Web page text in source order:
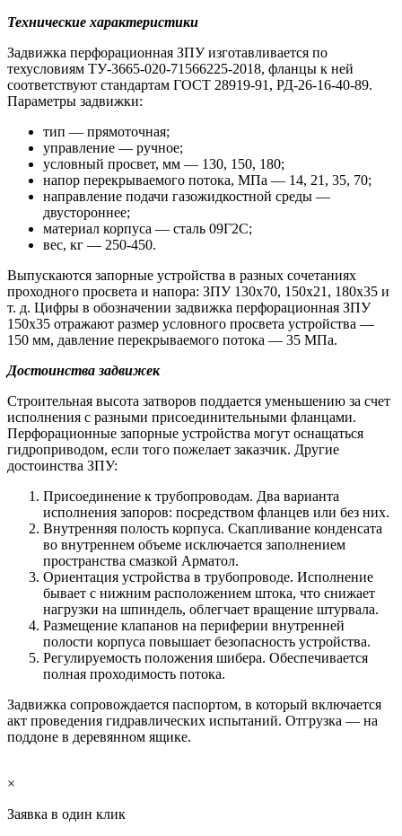
Технические характеристики
Задвижка перфорационная ЗПУ изготавливается по
техусловиям ТУ-3665-020-71566225-2018, фланцы к ней
соответствуют стандартам ГОСТ 28919-91, РД-26-16-40-89.
Параметры задвижки:
тип — прямоточная;
управление — ручное;
условный просвет, мм — 130, 150, 180;
напор перекрываемого потока, МПа — 14, 21, 35, 70;
направление подачи газожидкостной среды —
двустороннее;
материал корпуса — сталь 09Г2С;
вес, кг — 250-450.
Выпускаются запорные устройства в разных сочетаниях
проходного просвета и напора: ЗПУ 130х70, 150х21, 180х35 и
т. д. Цифры в обозначении задвижка перфорационная ЗПУ
150х35 отражают размер условного просвета устройства —
150 мм, давление перекрываемого потока — 35 МПа.
Достоинства задвижек
Строительная высота затворов поддается уменьшению за счет
исполнения с разными присоединительными фланцами.
Перфорационные запорные устройства могут оснащаться
гидроприводом, если того пожелает заказчик. Другие
достоинства ЗПУ:
Присоединение к трубопроводам. Два варианта
исполнения запоров: посредством фланцев или без них.
Внутренняя полость корпуса. Скапливание конденсата
во внутреннем объеме исключается заполнением
пространства смазкой Арматол.
Ориентация устройства в трубопроводе. Исполнение
бывает с нижним расположением штока, что снижает
нагрузки на шпиндель, облегчает вращение штурвала.
Размещение клапанов на периферии внутренней
полости корпуса повышает безопасность устройства.
Регулируемость положения шибера. Обеспечивается
полная проходимость потока.
Задвижка сопровождается паспортом, в который включается
акт проведения гидравлических испытаний. Отгрузка — на
поддоне в деревянном ящике.
×
Заявка в один клик